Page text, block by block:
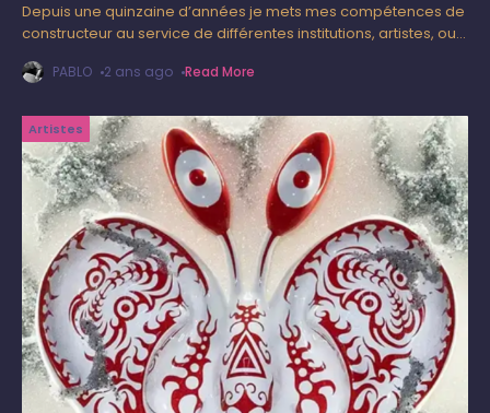
Depuis une quinzaine d’années je mets mes compétences de
constructeur au service de différentes institutions, artistes, ou
rêves ou de
PABLO 2 ans ago Read More
Artistes